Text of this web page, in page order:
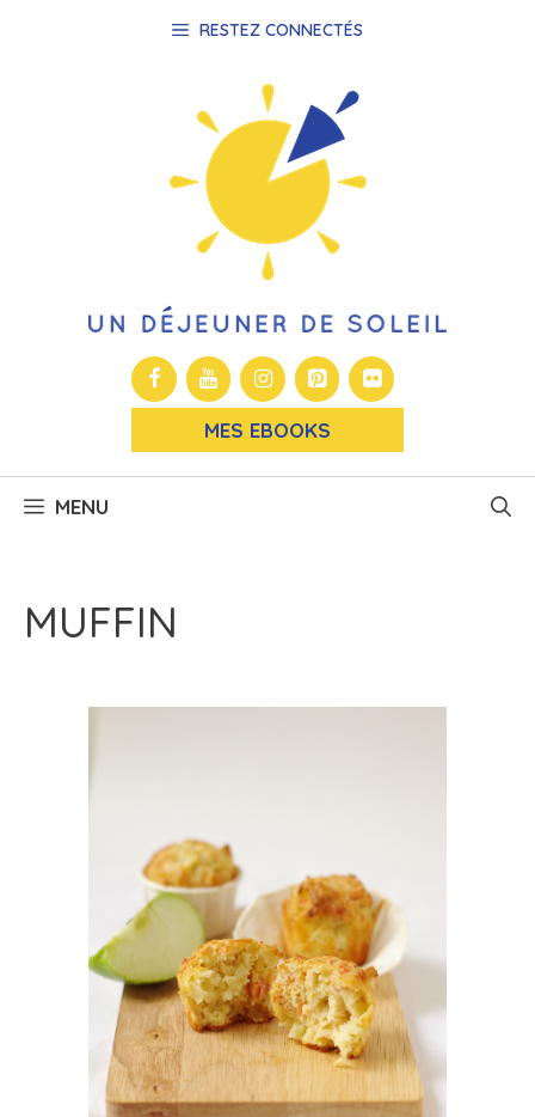
RESTEZ CONNECTÉS
MES EBOOKS
MENU
MUFFIN